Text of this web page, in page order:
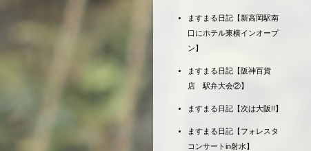
ますまる日記【新高岡駅南
口にホテル東横インオープ
ン】
ますまる日記【阪神百貨
店 駅弁大会②】
ますまる日記【次は大阪!!】
ますまる日記【フォレスタ
コンサートin射水】